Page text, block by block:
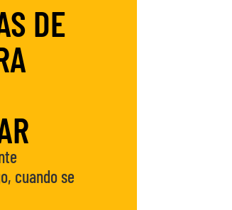
DE
cuando se